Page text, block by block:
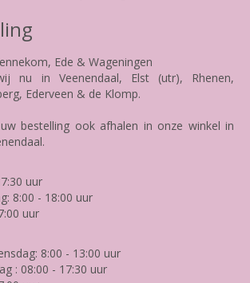
Ede & Wageningen
nu in Veenendaal, Elst (utr), Rhenen,
Ederveen & de Klomp.
bestelling ook afhalen in onze winkel in
uur
8:00 - 18:00 uur
uur
8:00 - 13:00 uur
: 08:00 - 17:30 uur